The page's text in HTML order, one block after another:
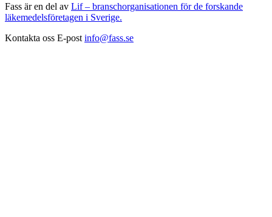
Fass är en del av Lif – branschorganisationen för de forskande
läkemedelsföretagen i Sverige.
Kontakta oss E-post info@fass.se